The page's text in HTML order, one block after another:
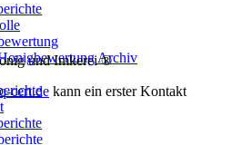
Archiv
und Imkerei ®
cert.de kann ein erster Kontakt